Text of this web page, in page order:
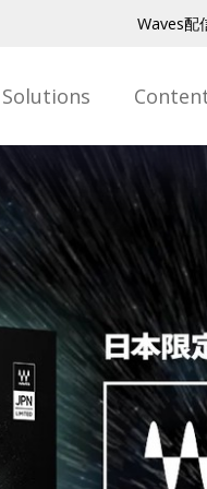
Waves配
Solutions